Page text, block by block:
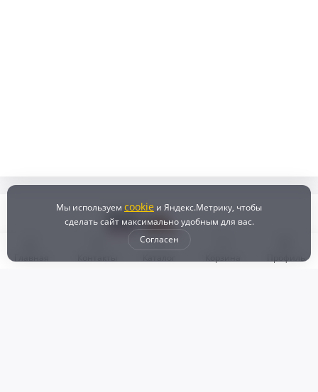
Мы используем cookie и Яндекс.Метрику, чтобы
сделать сайт максимально удобным для вас.
Согласен